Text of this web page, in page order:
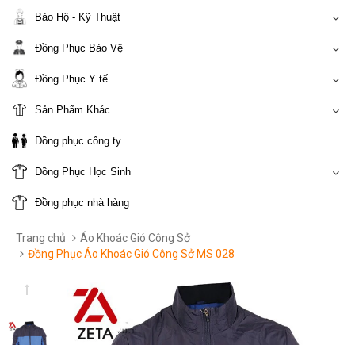
Bảo Hộ - Kỹ Thuật
Đồng Phục Bảo Vệ
Đồng Phục Y tế
Sản Phẩm Khác
Đồng phục công ty
Đồng Phục Học Sinh
Đồng phục nhà hàng
Trang chủ
Áo Khoác Gió Công Sở
Đồng Phục Áo Khoác Gió Công Sở MS 028